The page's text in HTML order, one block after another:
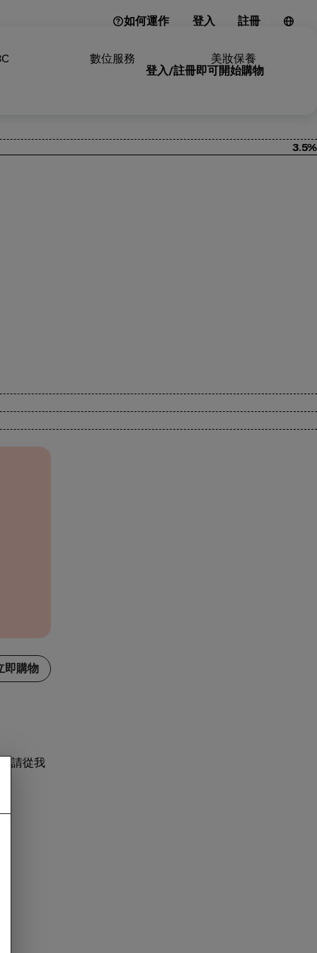
如何運作 登入 註冊
數位服務 美妝保養
登入/註冊即可開始購物
3.5%
即購物
請從我